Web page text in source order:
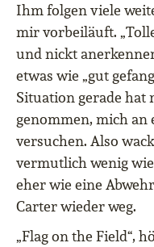
Ihm folgen viele
mir vorbeiläuft.
und nickt
etwas wie „gut
Situation gerade
genommen, mich an
versuchen. Also
vermutlich wenig
eher wie eine
Carter wieder weg.
„Flag on the Field“,